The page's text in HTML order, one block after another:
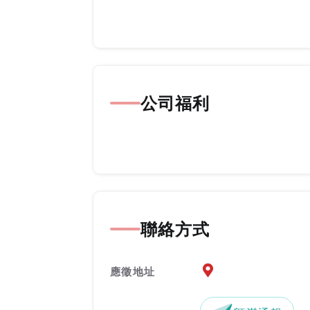
公司福利
聯絡方式
應徵地址 應徵地址地圖『另開新